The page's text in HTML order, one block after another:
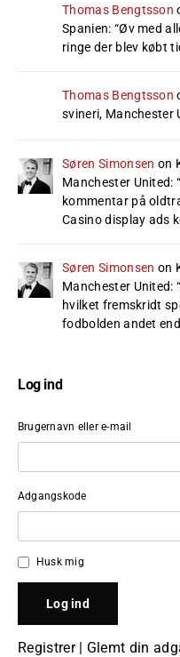
Thomas Bengtsson
Spanien: “Øv med
ringe der blev købt
Thomas Bengtsson
svineri, Manchester
Søren Simonsen on
Manchester United: “
kommentar på
Casino display ads
Søren Simonsen on
Manchester United: “
hvilket fremskridt
fodbolden andet
Log ind
Brugernavn eller e-mail
Adgangskode
Husk mig
Registrer| Glemt din